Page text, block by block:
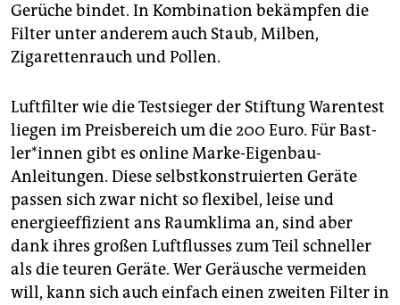
Gerüche bindet. In Kombination bekämpfen die
Filter unter anderem auch Staub, Milben,
Zigarettenrauch und Pollen.
Luftfilter wie die Testsieger der Stiftung Warentest
liegen im Preisbereich um die 200 Euro. Für Bast­
le­r*in­nen gibt es online Marke-Eigenbau-
Anleitungen. Diese selbstkonstruierten Geräte
passen sich zwar nicht so flexibel, leise und
energieeffizient ans Raumklima an, sind aber
dank ihres großen Luftflusses zum Teil schneller
als die teuren Geräte. Wer Geräusche vermeiden
will, kann sich auch einfach einen zweiten Filter in